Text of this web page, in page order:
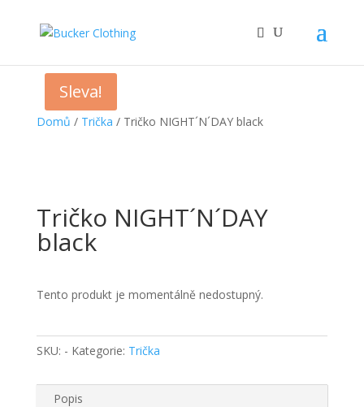
Domů / Trička / Tričko NIGHT´N´DAY black
Tričko NIGHT´N´DAY
black
Tento produkt je momentálně nedostupný.
SKU: - Kategorie: Trička
Popis
Sleva!